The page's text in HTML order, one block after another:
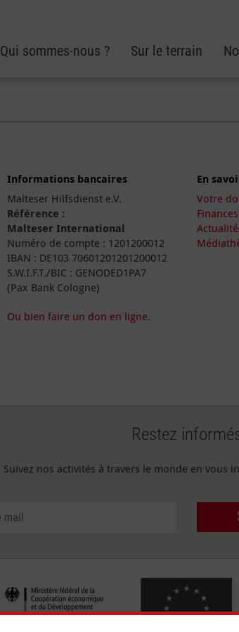
Qui sommes-nous ? Sur le terrain
Informations bancaires
Malteser Hilfsdienst e.V.
Référence :
Malteser International
Numéro de compte : 1201200012
IBAN : DE103 70601201201200012
S.W.I.F.T./BIC : GENODED1PA7
(Pax Bank Cologne)
Ou bien faire un don en ligne.
En
Votre
Finances
Restez
Suivez nos activités à travers le monde en vous